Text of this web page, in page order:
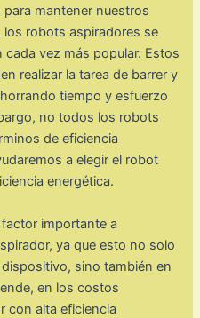
mantener nuestros
robots aspiradores se
vez más popular. Estos
realizar la tarea de barrer y
tiempo y esfuerzo
no todos los robots
de eficiencia
a elegir el robot
energética.
importante a
ya que esto no solo
sino también en
en los costos
con alta eficiencia